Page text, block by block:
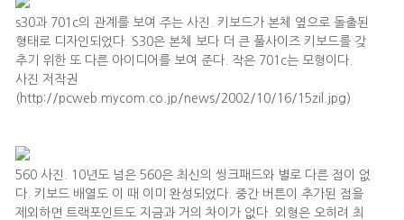
s30과 701c의 관계를 보여 주는 사진. 키보드가 본체 옆으로 돌출된
형태로 디자인되었다. S30은 본체 보다 더 큰 풀사이즈 키보드를 갖
추기 위한 또 다른 아이디어를 보여 준다. 작은 701c는 모형이다.
사진 저작권
(http://pcweb.mycom.co.jp/news/2002/10/16/15zil.jpg)
560 사진. 10년도 넘은 560은 최신의 씽크패드와 별로 다른 점이 없
다. 키보드 배열도 이 때 이미 완성되었다. 중간 버튼이 추가된 점을
제외하면 트랙포인트도 지금과 거의 차이가 없다. 외형은 오히려 최